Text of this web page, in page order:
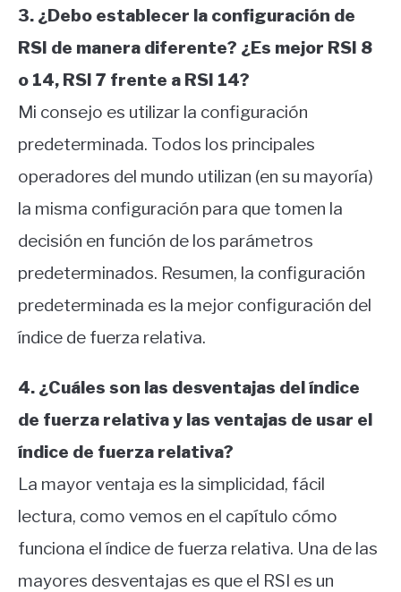
3. ¿Debo establecer la configuración de
RSI de manera diferente? ¿Es mejor RSI 8
o 14, RSI 7 frente a RSI 14?
Mi consejo es utilizar la configuración
predeterminada. Todos los principales
operadores del mundo utilizan (en su mayoría)
la misma configuración para que tomen la
decisión en función de los parámetros
predeterminados. Resumen, la configuración
predeterminada es la mejor configuración del
índice de fuerza relativa.
4. ¿Cuáles son las desventajas del índice
de fuerza relativa y las ventajas de usar el
índice de fuerza relativa?
La mayor ventaja es la simplicidad, fácil
lectura, como vemos en el capítulo cómo
funciona el índice de fuerza relativa. Una de las
mayores desventajas es que el RSI es un